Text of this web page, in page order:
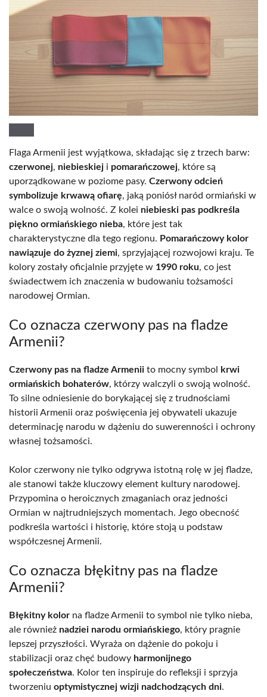
Flaga Armenii jest wyjątkowa, składając się z trzech barw:
czerwonej, niebieskiej i pomarańczowej, które są
uporządkowane w poziome pasy. Czerwony odcień
symbolizuje krwawą ofiarę, jaką poniósł naród ormiański w
walce o swoją wolność. Z kolei niebieski pas podkreśla
piękno ormiańskiego nieba, które jest tak
charakterystyczne dla tego regionu. Pomarańczowy kolor
nawiązuje do żyznej ziemi, sprzyjającej rozwojowi kraju. Te
kolory zostały oficjalnie przyjęte w 1990 roku, co jest
świadectwem ich znaczenia w budowaniu tożsamości
narodowej Ormian.
Co oznacza czerwony pas na fladze
Armenii?
Czerwony pas na fladze Armenii to mocny symbol
krwi
ormiańskich bohaterów, którzy walczyli o swoją wolność.
To silne odniesienie do borykającej się z trudnościami
historii Armenii oraz poświęcenia jej obywateli ukazuje
determinację narodu w dążeniu do suwerenności i ochrony
własnej tożsamości.
Kolor czerwony nie tylko odgrywa istotną rolę w jej fladze,
ale stanowi także kluczowy element kultury narodowej.
Przypomina o heroicznych zmaganiach oraz jedności
Ormian w najtrudniejszych momentach. Jego obecność
podkreśla wartości i historię, które stoją u podstaw
współczesnej Armenii.
Co oznacza błękitny pas na fladze
Armenii?
Błękitny kolor na fladze Armenii to symbol nie tylko nieba,
ale również nadziei narodu ormiańskiego, który pragnie
lepszej przyszłości. Wyraża on dążenie do pokoju i
stabilizacji oraz chęć budowy harmonijnego
społeczeństwa. Kolor ten inspiruje do refleksji i sprzyja
tworzeniu optymistycznej wizji nadchodzących dni.